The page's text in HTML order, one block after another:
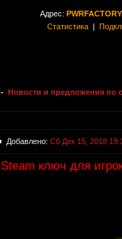
Адрес:
Статистика|
- Новости и предложения по
Добавлено: Сб Дек 15, 2018
Steam ключ для